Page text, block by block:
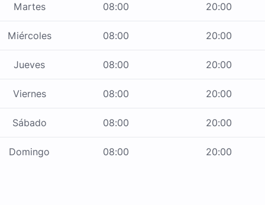
Martes 08:00 20:00
Miércoles 08:00 20:00
Jueves 08:00 20:00
Viernes 08:00 20:00
Sábado 08:00 20:00
Domingo 08:00 20:00